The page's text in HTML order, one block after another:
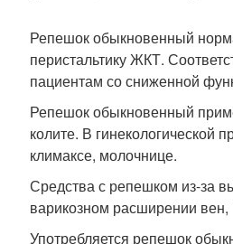
Репешок обыкновенный
перистальтику ЖКТ.
пациентам со сниженной
Репешок обыкновенный
колите. В гинекологической
климаксе, молочнице.
Средства с репешком из-за
варикозном расширении вен,
Употребляется репешок